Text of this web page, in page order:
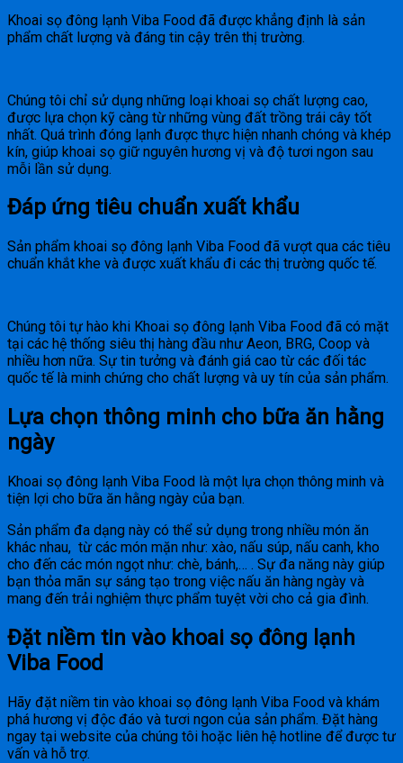
Khoai sọ đông lạnh Viba Food đã được khẳng định là sản
phẩm chất lượng và đáng tin cậy trên thị trường.
Chúng tôi chỉ sử dụng những loại khoai sọ chất lượng cao,
được lựa chọn kỹ càng từ những vùng đất trồng trái cây tốt
nhất. Quá trình đóng lạnh được thực hiện nhanh chóng và khép
kín, giúp khoai sọ giữ nguyên hương vị và độ tươi ngon sau
mỗi lần sử dụng.
Đáp ứng tiêu chuẩn xuất khẩu
Sản phẩm khoai sọ đông lạnh Viba Food đã vượt qua các tiêu
chuẩn khắt khe và được xuất khẩu đi các thị trường quốc tế.
Chúng tôi tự hào khi Khoai sọ đông lạnh Viba Food đã có mặt
tại các hệ thống siêu thị hàng đầu như Aeon, BRG, Coop và
nhiều hơn nữa. Sự tin tưởng và đánh giá cao từ các đối tác
quốc tế là minh chứng cho chất lượng và uy tín của sản phẩm.
Lựa chọn thông minh cho bữa ăn hằng
ngày
Khoai sọ đông lạnh Viba Food là một lựa chọn thông minh và
tiện lợi cho bữa ăn hằng ngày của bạn.
Sản phẩm đa dạng này có thể sử dụng trong nhiều món ăn
khác nhau, từ các món mặn như: xào, nấu súp, nấu canh, kho
cho đến các món ngọt như: chè, bánh,… . Sự đa năng này giúp
bạn thỏa mãn sự sáng tạo trong việc nấu ăn hàng ngày và
mang đến trải nghiệm thực phẩm tuyệt vời cho cả gia đình.
Đặt niềm tin vào khoai sọ đông lạnh
Viba Food
Hãy đặt niềm tin vào khoai sọ đông lạnh Viba Food và khám
phá hương vị độc đáo và tươi ngon của sản phẩm. Đặt hàng
ngay tại website của chúng tôi hoặc liên hệ hotline để được tư
vấn và hỗ trợ.